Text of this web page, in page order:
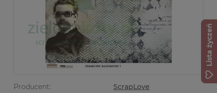
Producent:
ScrapLove
Lista życzeń